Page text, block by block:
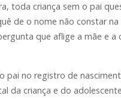
toda criança sem o pai
de o nome não constar na
que aflige a mãe e a
pai no registro de
da criança e do adolescente